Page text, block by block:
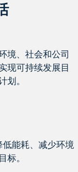
境、社会和公司
现可持续发展目
划。
能耗、减少环境
标。